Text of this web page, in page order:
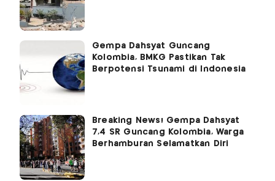
Gempa Dahsyat Guncang
Kolombia, BMKG Pastikan Tak
Berpotensi Tsunami di Indonesia
Breaking News! Gempa Dahsyat
7,4 SR Guncang Kolombia, Warga
Berhamburan Selamatkan Diri